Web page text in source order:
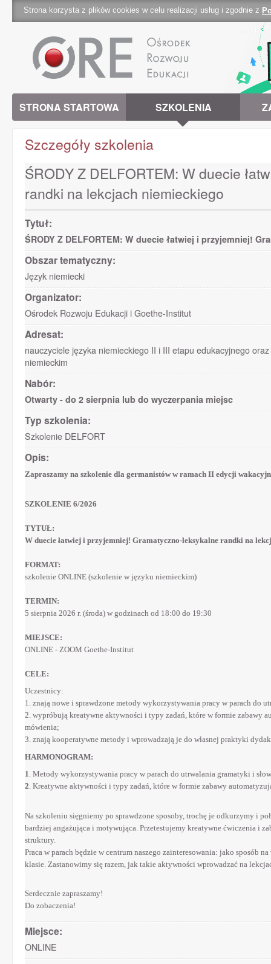
Strona korzysta z plików cookies w celu realizacji usług i zgodnie z
STRONA STARTOWA SZKOLENIA
Szczegóły szkolenia
ŚRODY Z DELFORTEM: W duecie
randki na lekcjach niemieckiego
Tytuł:
ŚRODY Z DELFORTEM: W duecie łatwiej i przyjemniej!
Obszar tematyczny:
Język niemiecki
Organizator:
Ośrodek Rozwoju Edukacji i Goethe-Institut
Adresat:
nauczyciele języka niemieckiego II i III etapu edukacyjnego
niemieckim
Nabór:
Otwarty - do 2 sierpnia lub do wyczerpania miejsc
Typ szkolenia:
Szkolenie DELFORT
Opis:
Zapraszamy na szkolenie dla germanistów w ramach II edycji
SZKOLENIE 6/2026
TYTUŁ:
W duecie łatwiej i przyjemniej! Gramatyczno-leksykalne randki na
FORMAT:
szkolenie ONLINE (szkolenie w języku niemieckim)
TERMIN:
5 sierpnia 2026 r. (środa) w godzinach od 18:00 do 19:30
MIEJSCE:
ONLINE - ZOOM Goethe-Institut
CELE:
Uczestnicy:
1. znają nowe i sprawdzone metody wykorzystywania pracy w parach do
2. wypróbują kreatywne aktywności i typy zadań, które w formie zabawy
mówienia;
3. znają kooperatywne metody i wprowadzają je do własnej praktyki
HARMONOGRAM:
1. Metody wykorzystywania pracy w parach do utrwalania gramatyki i
2. Kreatywne aktywności i typy zadań, które w formie zabawy
Na szkoleniu sięgniemy po sprawdzone sposoby, trochę je odkurzymy i
bardziej angażująca i motywująca. Przetestujemy kreatywne ćwiczenia i
struktury.
Praca w parach będzie w centrum naszego zainteresowania: jako sposób
klasie. Zastanowimy się razem, jak takie aktywności wprowadzać na
Serdecznie zapraszamy!
Do zobaczenia!
Miejsce:
ONLINE